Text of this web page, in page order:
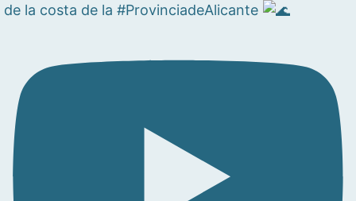
de la costa de la #ProvinciadeAlicante